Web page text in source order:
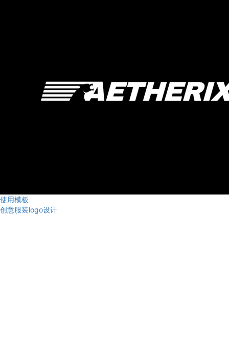
使用模板
创意服装logo设计